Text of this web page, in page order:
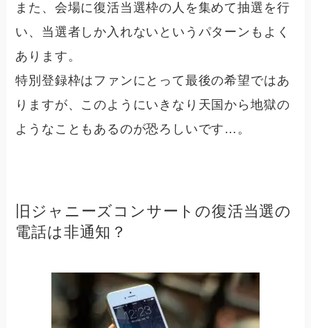
また、会場に復活当選枠の人を集めて抽選を行
い、当選者しか入れないというパターンもよく
あります。
特別登録枠はファンにとって最後の希望ではあ
りますが、このようにいきなり天国から地獄の
ようなこともあるのが恐ろしいです…。
旧ジャニーズコンサートの復活当選の
電話は非通知？